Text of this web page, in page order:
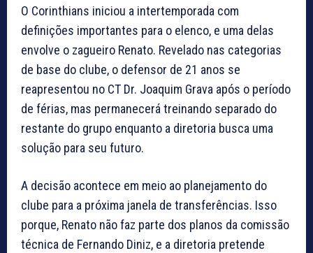
O Corinthians iniciou a intertemporada com
definições importantes para o elenco, e uma delas
envolve o zagueiro Renato. Revelado nas categorias
de base do clube, o defensor de 21 anos se
reapresentou no CT Dr. Joaquim Grava após o período
de férias, mas permanecerá treinando separado do
restante do grupo enquanto a diretoria busca uma
solução para seu futuro.
A decisão acontece em meio ao planejamento do
clube para a próxima janela de transferências. Isso
porque, Renato não faz parte dos planos da comissão
técnica de Fernando Diniz, e a diretoria pretende